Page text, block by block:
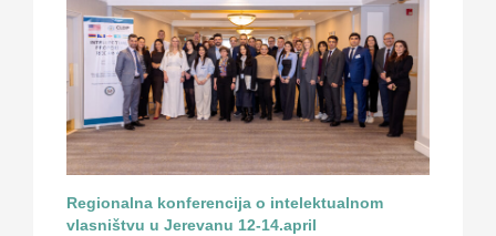
Regionalna konferencija o intelektualnom
vlasništvu u Jerevanu 12-14.april